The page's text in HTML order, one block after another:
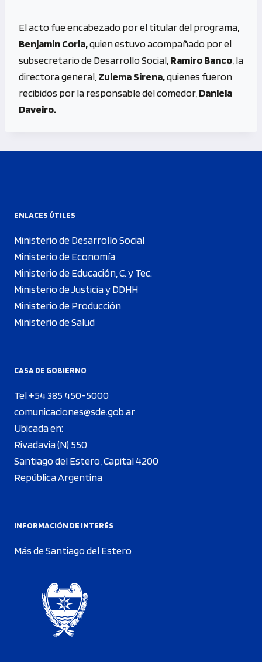
El acto fue encabezado por el titular del programa,
Benjamin Coria,quien estuvo acompañado por el
subsecretario de Desarrollo Social, Ramiro Banco , la
directora general, Zulema Sirena,quienes fueron
recibidos por la responsable del comedor, Daniela
Daveiro.
ENLACES ÚTILES
Ministerio de Desarrollo Social
Ministerio de Economía
Ministerio de Educación, C. y Tec.
Ministerio de Justicia y DDHH
Ministerio de Producción
Ministerio de Salud
CASA DE GOBIERNO
Tel +54 385 450-5000
comunicaciones@sde.gob.ar
Ubicada en:
Rivadavia (N) 550
Santiago del Estero, Capital 4200
República Argentina
INFORMACIÓN DE INTERÉS
Más de Santiago del Estero